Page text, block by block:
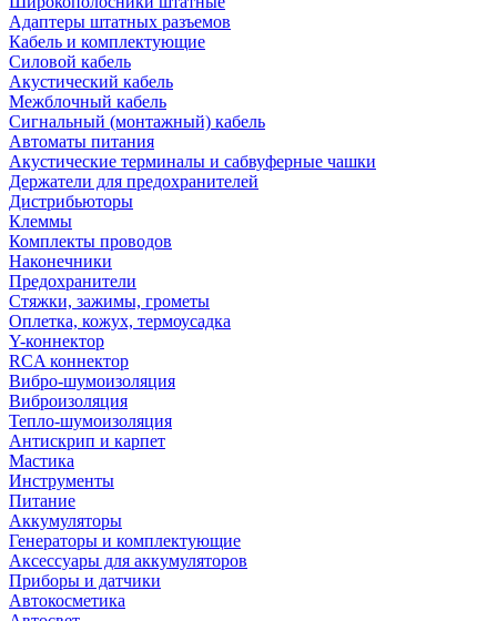
Адаптеры штатных разъемов
Кабель и комплектующие
Силовой кабель
Акустический кабель
Межблочный кабель
Сигнальный (монтажный) кабель
Автоматы питания
Акустические терминалы и сабвуферные чашки
Держатели для предохранителей
Дистрибьюторы
Клеммы
Комплекты проводов
Наконечники
Предохранители
Стяжки, зажимы, грометы
Оплетка, кожух, термоусадка
Y-коннектор
RCA коннектор
Вибро-шумоизоляция
Виброизоляция
Тепло-шумоизоляция
Антискрип и карпет
Мастика
Инструменты
Питание
Аккумуляторы
Генераторы и комплектующие
Аксессуары для аккумуляторов
Приборы и датчики
Автокосметика